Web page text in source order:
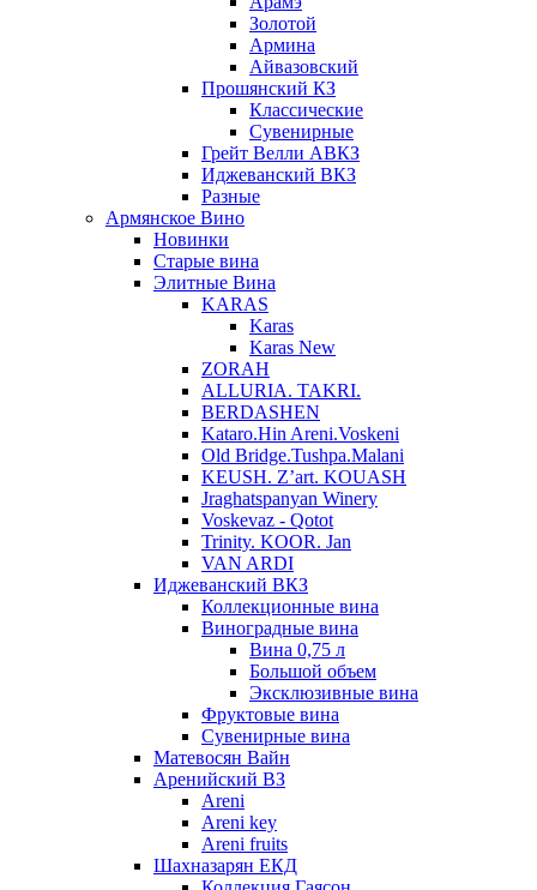
Золотой
Армина
Айвазовский
Прошянский КЗ
Классические
Сувенирные
Грейт Велли АВКЗ
Иджеванский ВКЗ
Разные
Армянское Вино
Новинки
Старые вина
Элитные Вина
KARAS
Karas
Karas New
ZORAH
ALLURIA. TAKRI.
BERDASHEN
Kataro.Hin Areni.Voskeni
Old Bridge.Tushpa.Malani
KEUSH. Z’art. KOUASH
Jraghatspanyan Winery
Voskevaz - Qotot
Trinity. KOOR. Jan
VAN ARDI
Иджеванский ВКЗ
Коллекционные вина
Виноградные вина
Вина 0,75 л
Большой объем
Эксклюзивные вина
Фруктовые вина
Cувенирные вина
Матевосян Вайн
Аренийский ВЗ
Areni
Areni key
Areni fruits
Шахназарян ЕКД